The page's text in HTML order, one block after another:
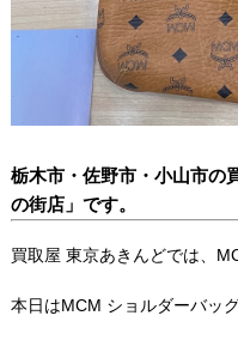
栃木市・佐野市・小山市の
の街店」です。
買取屋 東京あきんどでは、
本日はMCM ショルダーバッ